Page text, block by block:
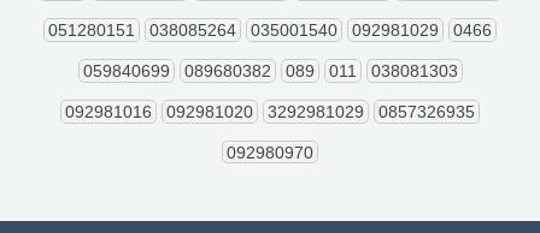
051280151 038085264 035001540 092981029 0466
059840699 089680382 089 011 038081303
092981016 092981020 3292981029 0857326935
092980970